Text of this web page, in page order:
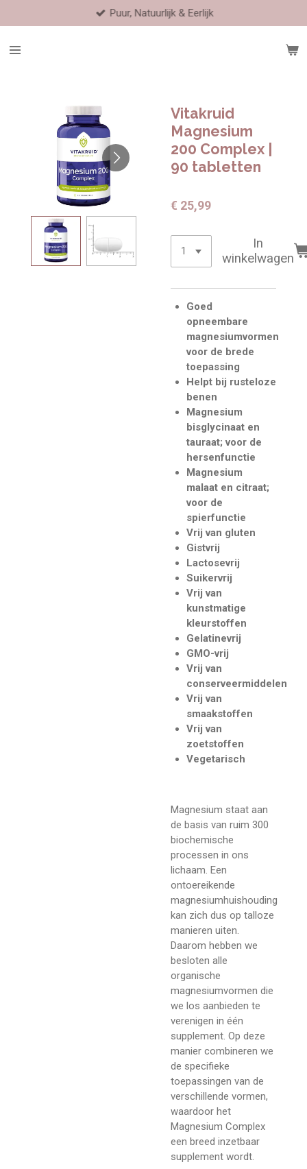
direct
naar
Puur, Natuurlijk & Eerlijk
Vitakruid
Magnesium
200 Complex |
90 tabletten
€ 25,99
In
winkelwagen
Goed
opneembare
magnesiumvormen
voor de brede
toepassing
Helpt bij rusteloze
benen
Magnesium
bisglycinaat en
tauraat; voor de
hersenfunctie
Magnesium
malaat en citraat;
voor de
spierfunctie
Vrij van gluten
Gistvrij
Lactosevrij
Suikervrij
Vrij van
kunstmatige
kleurstoffen
Gelatinevrij
GMO-vrij
Vrij van
conserveermiddelen
Vrij van
smaakstoffen
Vrij van
zoetstoffen
Vegetarisch
Magnesium staat aan
de basis van ruim 300
biochemische
processen in ons
lichaam. Een
ontoereikende
magnesiumhuishouding
kan zich dus op talloze
manieren uiten.
Daarom hebben we
besloten alle
organische
magnesiumvormen die
we los aanbieden te
verenigen in één
supplement. Op deze
manier combineren we
de specifieke
toepassingen van de
verschillende vormen,
waardoor het
Magnesium Complex
een breed inzetbaar
supplement wordt.